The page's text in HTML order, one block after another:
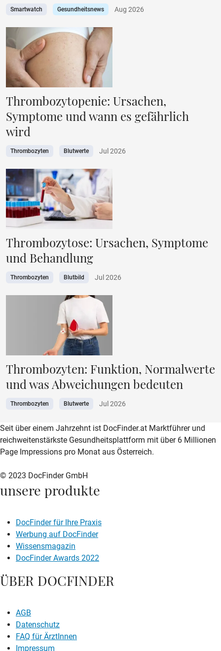
Smartwatch Gesundheitsnews Aug 2026
Thrombozytopenie: Ursachen,
Symptome und wann es gefährlich
wird
Thrombozyten Blutwerte Jul 2026
Thrombozytose: Ursachen, Symptome
und Behandlung
Thrombozyten Blutbild Jul 2026
Thrombozyten: Funktion, Normalwerte
und was Abweichungen bedeuten
Thrombozyten Blutwerte Jul 2026
zur DocFinder-Startseite
logo icon
Seit über einem Jahrzehnt ist DocFinder.at Marktführer und
reichweitenstärkste Gesundheitsplattform mit über 6 Millionen
Page Impressions pro Monat aus Österreich.
© 2023 DocFinder GmbH
unsere produkte
DocFinder für Ihre Praxis
Werbung auf DocFinder
Wissensmagazin
DocFinder Awards 2022
ÜBER DOCFINDER
AGB
Datenschutz
FAQ für ÄrztInnen
Impressum